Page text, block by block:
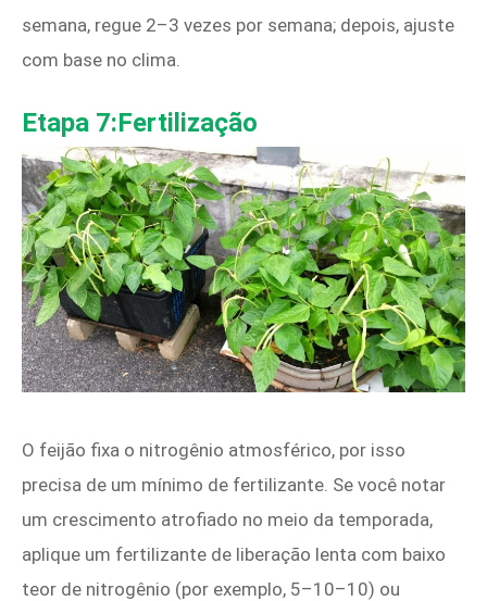
semana, regue 2–3 vezes por semana; depois, ajuste
com base no clima.
Etapa 7:Fertilização
O feijão fixa o nitrogênio atmosférico, por isso
precisa de um mínimo de fertilizante. Se você notar
um crescimento atrofiado no meio da temporada,
aplique um fertilizante de liberação lenta com baixo
teor de nitrogênio (por exemplo, 5–10–10) ou